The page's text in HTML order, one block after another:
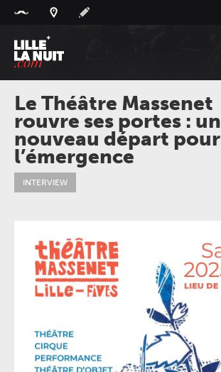
L' ACTU
L'AGENDA
LESLIEUX
LIVEREPORT
PLAYLIST
LILLELANUIT
Le Théâtre Massenet
rouvre ses portes : un
nouveau départ pour
l’émergence
INTERVIEW
Panneau de gestion des cookies